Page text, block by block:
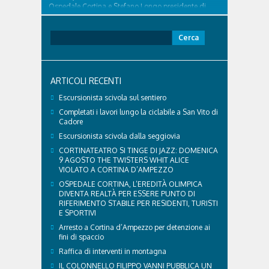
Ospedale Cortina e Stefano Longo presidente di
Fondazione Cortina. GVM Care & Research –...
per:
ARTICOLI RECENTI
Escursionista scivola sul sentiero
Completati i lavori lungo la ciclabile a San Vito di
Cadore
Escursionista scivola dalla seggiovia
CORTINATEATRO SI TINGE DI JAZZ: DOMENICA
9 AGOSTO THE TWISTERS WHIT ALICE
VIOLATO A CORTINA D’AMPEZZO
OSPEDALE CORTINA, L’EREDITÀ OLIMPICA
DIVENTA REALTÀ PER ESSERE PUNTO DI
RIFERIMENTO STABILE PER RESIDENTI, TURISTI
E SPORTIVI
Arresto a Cortina d’Ampezzo per detenzione ai
fini di spaccio
Raffica di interventi in montagna
IL COLONNELLO FILIPPO VANNI PUBBLICA UN